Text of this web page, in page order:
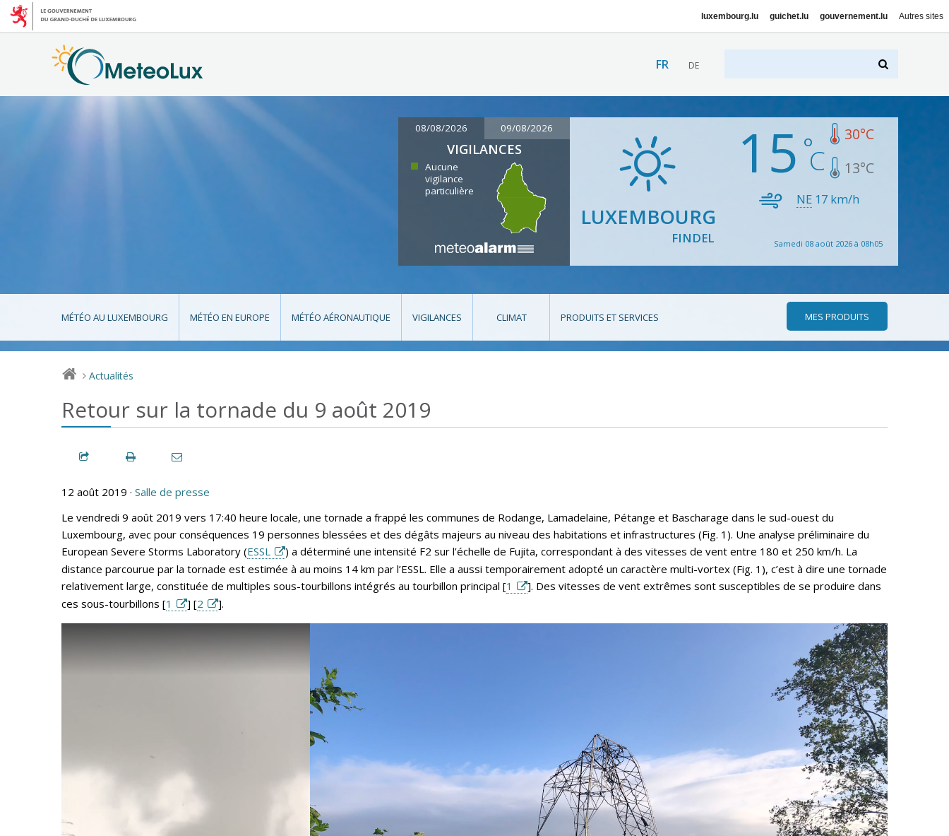
luxembourg.lu guichet.lu gouvernement.lu Autres sites
FR DE
08/08/2026 09/08/2026
VIGILANCES
Aucune
vigilance
particulière
LUXEMBOURG
FINDEL
15 30°C
13°C
NE 17 km/h
Samedi 08 août 2026 à 08h05
MÉTÉO AU LUXEMBOURG MÉTÉO EN EUROPE MÉTÉO AÉRONAUTIQUE VIGILANCES CLIMAT PRODUITS ET SERVICES MES PRODUITS
> Actualités
Retour sur la tornade du 9 août 2019
12 août 2019 · Salle de presse
Le vendredi 9 août 2019 vers 17:40 heure locale, une tornade a frappé les communes de Rodange, Lamadelaine, Pétange et Bascharage dans le sud-ouest du
Luxembourg, avec pour conséquences 19 personnes blessées et des dégâts majeurs au niveau des habitations et infrastructures (Fig. 1). Une analyse préliminaire du
European Severe Storms Laboratory (ESSL
) a déterminé une intensité F2 sur l’échelle de Fujita, correspondant à des vitesses de vent entre 180 et 250 km/h. La
distance parcourue par la tornade est estimée à au moins 14 km par l’ESSL. Elle a aussi temporairement adopté un caractère multi-vortex (Fig. 1), c’est à dire une tornade
relativement large, constituée de multiples sous-tourbillons intégrés au tourbillon principal [1
]. Des vitesses de vent extrêmes sont susceptibles de se produire dans
ces sous-tourbillons [1 ] [2 ].